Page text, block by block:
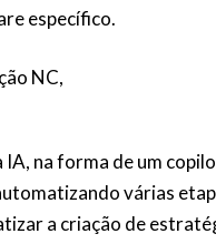
específico.
NC,
IA, na forma de um
várias
a criação de